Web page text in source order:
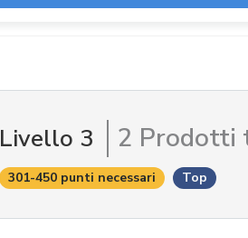
Livello 3 2 Prodotti
301-450 punti necessari Top